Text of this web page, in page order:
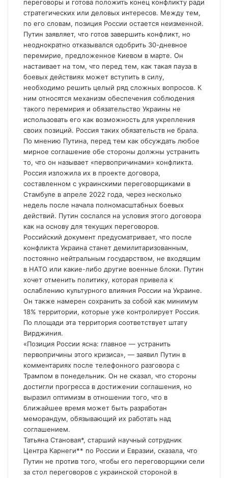
переговоры и готова положить конец конфликту ради
стратегических или деловых интересов. Между тем,
по его словам, позиция России остается неизменной.
Путин заявляет, что готов завершить конфликт, но
неоднократно отказывался одобрить 30-дневное
перемирие, предложенное Киевом в марте. Он
настаивает на том, что перед тем, как такая пауза в
боевых действиях может вступить в силу,
необходимо решить целый ряд сложных вопросов. К
ним относятся механизм обеспечения соблюдения
такого перемирия и обязательство Украины не
использовать его как возможность для укрепления
своих позиций. Россия таких обязательств не брала.
По мнению Путина, перед тем как обсуждать любое
мирное соглашение обе стороны должны устранить
то, что он называет «первопричинами» конфликта.
Россия изложила их в проекте договора,
составленном с украинскими переговорщиками в
Стамбуле в апреле 2022 года, через несколько
недель после начала полномасштабных боевых
действий. Путин сослался на условия этого договора
как на основу для текущих переговоров.
Российский документ предусматривает, что после
конфликта Украина станет демилитаризованным,
постоянно нейтральным государством, не входящим
в НАТО или какие-либо другие военные блоки. Путин
хочет отменить политику, которая привела к
ослаблению культурного влияния России на Украине.
Он также намерен сохранить за собой как минимум
18% территории, которые уже контролирует Россия.
По площади эта территория соответствует штату
Вирджиния.
«Позиция России ясна: главное — устранить
первопричины этого кризиса», — заявил Путин в
комментариях после телефонного разговора с
Трампом в понедельник. Он не сказал, что стороны
достигли прогресса в достижении соглашения, но
выразил оптимизм в отношении того, что в
ближайшее время может быть разработан
меморандум, обязывающий их работать над
соглашением.
Татьяна Становая*, старший научный сотрудник
Центра Карнеги** по России и Евразии, сказала, что
Путин не против того, чтобы его переговорщики сели
за стол переговоров с украинской стороной в